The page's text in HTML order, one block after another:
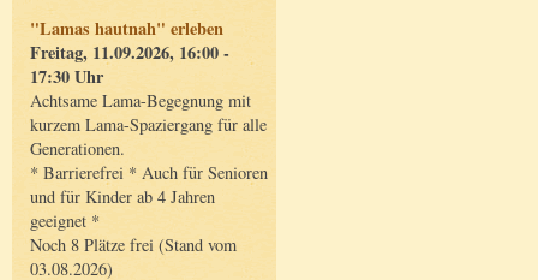
"Lamas hautnah" erleben
Freitag, 11.09.2026, 16:00 -
17:30 Uhr
Achtsame Lama-Begegnung mit
kurzem Lama-Spaziergang für alle
Generationen.
* Barrierefrei * Auch für Senioren
und für Kinder ab 4 Jahren
geeignet *
Noch 8 Plätze frei (Stand vom
03.08.2026)